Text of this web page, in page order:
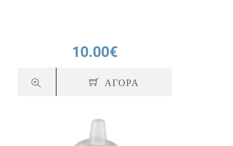
+ 10
10.00€
ΑΓΟΡΑ